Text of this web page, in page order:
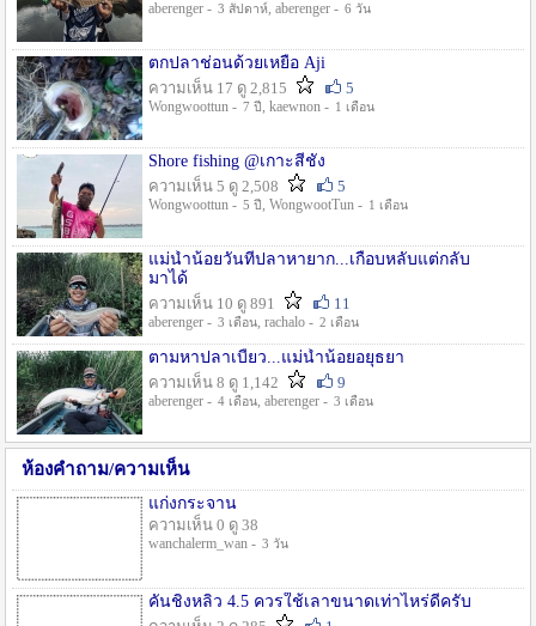
aberenger - 3 สัปดาห์, aberenger - 6 วัน
ตกปลาช่อนด้วยเหยื่อ Aji
ความเห็น 17 ดู 2,815
5
Wongwoottun - 7 ปี , kaewnon - 1 เดือน
Shore fishing @เกาะสีชัง
ความเห็น 5 ดู 2,508
5
Wongwoottun - 5 ปี , WongwootTun - 1 เดือน
แม่น้ำน้อยวันที่ปลาหายาก...เกือบหลับแต่กลับ
มาได้
ความเห็น 10 ดู 891
11
aberenger - 3 เดือน, rachalo - 2 เดือน
ตามหาปลาเบี้ยว...แม่น้ำน้อยอยุธยา
ความเห็น 8 ดู 1,142
9
aberenger - 4 เดือน, aberenger - 3 เดือน
ห้องคำถาม/ความเห็น
แก่งกระจาน
ความเห็น 0 ดู 38
wanchalerm_wan - 3 วัน
คันชิงหลิว 4.5 ควรใช้เลาขนาดเท่าไหร่ดีครับ